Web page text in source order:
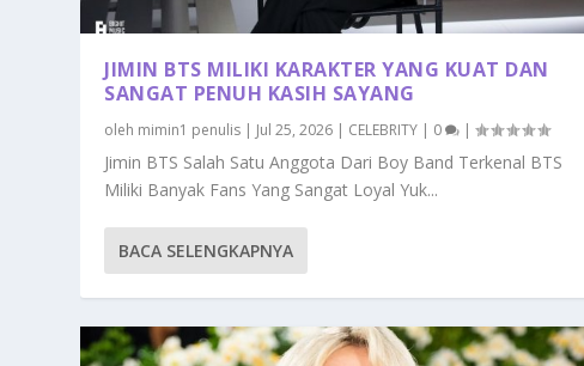
JIMIN BTS MILIKI KARAKTER YANG KUAT DAN
SANGAT PENUH KASIH SAYANG
oleh mimin1 penulis | Jul 25, 2026 | CELEBRITY | 0 |
Jimin BTS Salah Satu Anggota Dari Boy Band Terkenal BTS
Miliki Banyak Fans Yang Sangat Loyal Yuk...
BACA SELENGKAPNYA